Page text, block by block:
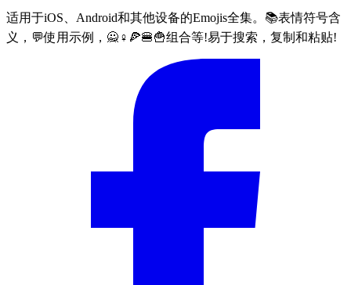
适用于iOS、Android和其他设备的Emojis全集。📚表情符号含
义，💬使用示例，🙅♀🍕🍔🍟组合等!易于搜索，复制和粘贴!